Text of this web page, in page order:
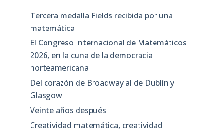
Tercera medalla Fields recibida por una
matemática
El Congreso Internacional de Matemáticos
2026, en la cuna de la democracia
norteamericana
Del corazón de Broadway al de Dublín y
Glasgow
Veinte años después
Creatividad matemática, creatividad